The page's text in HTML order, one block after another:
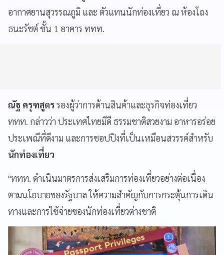
อากาศยานสุวรรณภูมิ และ ตัวแทนนักท่องเที่ยว ณ ห้องโถง
ธนะรัชต์ ชั้น 1 อาคาร ททท.
ณัฐ ครุฑสูตรรองผู้ว่าการด้านสินค้าและธุรกิจท่องเที่ยว
ททท. กล่าวว่า ประเทศไทยมีดี ธรรมชาติสวยงาม อาหารอร่อย
ประเพณีที่ดีงาม และการชอปปิงที่เป็นเหมือนสวรรค์สำหรับ
นักท่องเที่ยว
"ททท. ดำเนินมาตรการส่งเสริมการท่องเที่ยวอย่างต่อเนื่อง
ตามนโยบายของรัฐบาล ให้ความสำคัญกับการกระตุ้นการเดิน
ทางและการใช้จ่ายของนักท่องเที่ยวต่างชาติ